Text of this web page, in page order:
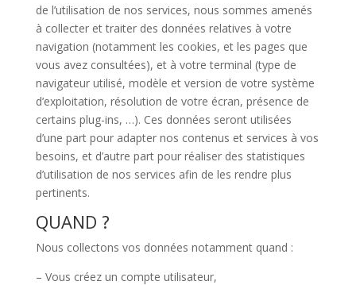
de l’utilisation de nos services, nous sommes amenés
à collecter et traiter des données relatives à votre
navigation (notamment les cookies, et les pages que
vous avez consultées), et à votre terminal (type de
navigateur utilisé, modèle et version de votre système
d’exploitation, résolution de votre écran, présence de
certains plug-ins, …). Ces données seront utilisées
d’une part pour adapter nos contenus et services à vos
besoins, et d’autre part pour réaliser des statistiques
d’utilisation de nos services afin de les rendre plus
pertinents.
QUAND ?
Nous collectons vos données notamment quand :
– Vous créez un compte utilisateur,